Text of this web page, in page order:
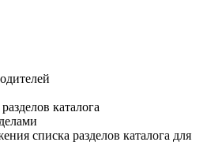
каталога
списка разделов каталога для